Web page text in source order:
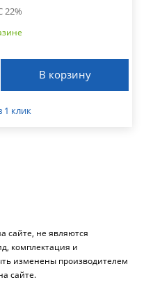
22%
В корзину
1 клик
сайте, не являются
комплектация и
изменены производителем
сайте.